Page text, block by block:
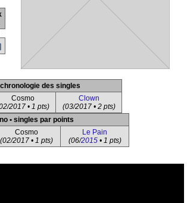
des singles
Cosmo
2017 • 1 pts)
Clown
(03/2017 • 2 pts)
• singles par points
Cosmo
(02/2017 • 1 pts)
Le Pain
(06/2015• 1 pts)